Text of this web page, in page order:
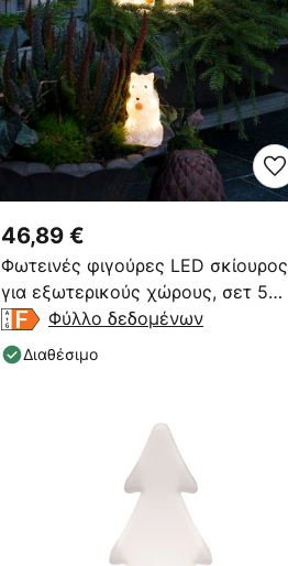
Φωτεινές φιγούρες LED σκίουρος
για εξωτερικούς χώρους, σετ 5
τεμαχίων
46,89 €
Φύλλο δεδομένων
Διαθέσιμο